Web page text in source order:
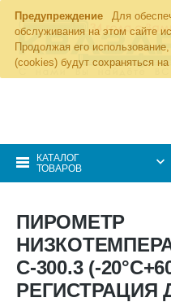
Предупреждение
Для
обслуживания на этом сайте
Продолжая его
(cookies) будут сохраняться
КАТАЛОГ
ТОВАРОВ
ПИРОМЕТР
С-300.3 (-
РЕГИСТРАЦИЯ